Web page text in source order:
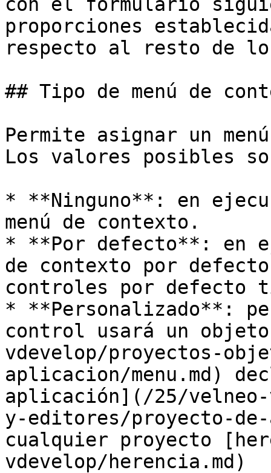
proporciones
respecto al resto de
## Tipo de menú de
Permite asignar un
Los valores posibles
* **Ninguno**: en
menú de contexto.
* **Por defecto**: en
de contexto por
controles por defecto
* **Personalizado**:
control usará un
vdevelop/proyectos-
aplicacion/menu.md)
aplicación](/25/
y-editores/proyecto-
cualquier proyecto
vdevelop/herencia.md)